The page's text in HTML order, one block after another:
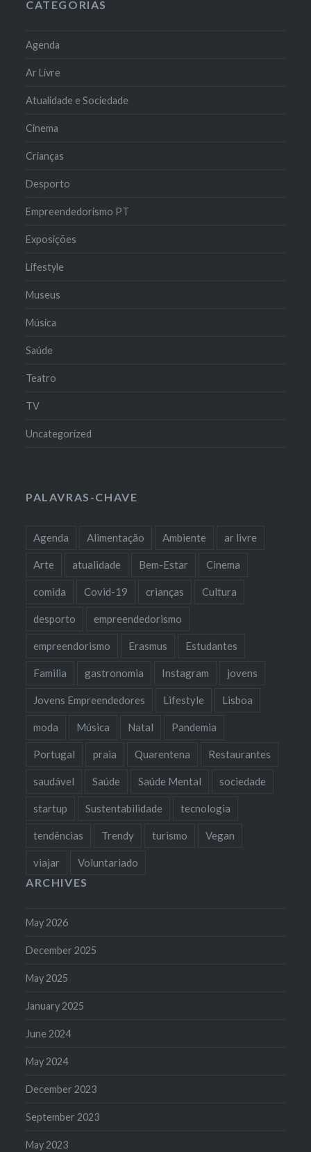
CATEGORIAS
Agenda
Ar Livre
Atualidade e Sociedade
Cinema
Crianças
Desporto
Empreendedorismo PT
Exposições
Lifestyle
Museus
Música
Saúde
Teatro
TV
Uncategorized
PALAVRAS-CHAVE
Agenda Alimentação Ambiente ar livre
Arte atualidade Bem-Estar Cinema
comida Covid-19 crianças Cultura
desporto empreendedorismo
empreendorismo Erasmus Estudantes
Familia gastronomia Instagram jovens
Jovens Empreendedores Lifestyle Lisboa
moda Música Natal Pandemia
Portugal praia Quarentena Restaurantes
saudável Saúde Saúde Mental sociedade
startup Sustentabilidade tecnologia
tendências Trendy turismo Vegan
viajar Voluntariado
ARCHIVES
May 2026
December 2025
May 2025
January 2025
June 2024
May 2024
December 2023
September 2023
May 2023